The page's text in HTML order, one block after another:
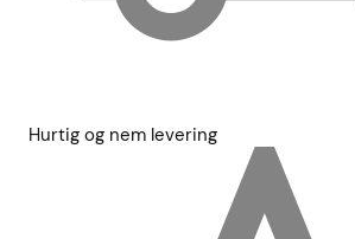
Hurtig og nem levering